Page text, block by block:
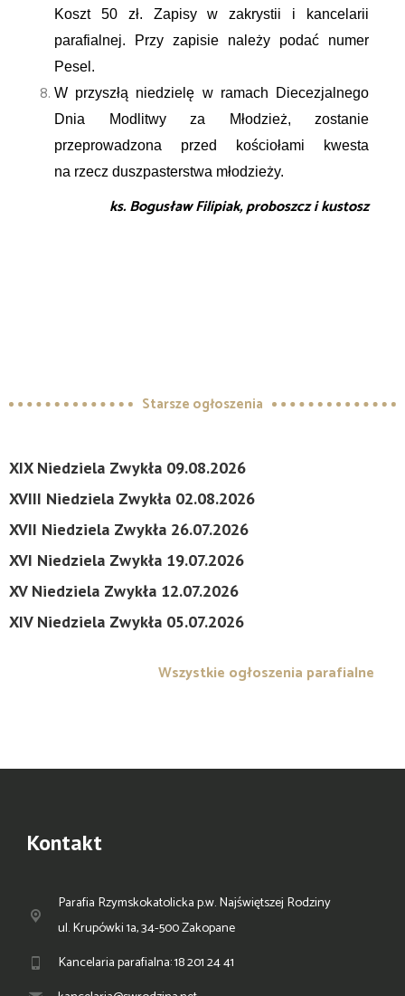
Koszt 50 zł. Zapisy w zakrystii i kancelarii
parafialnej. Przy zapisie należy podać numer
Pesel.
W przyszłą niedzielę w ramach Diecezjalnego
Dnia Modlitwy za Młodzież, zostanie
przeprowadzona przed kościołami kwesta
na rzecz duszpasterstwa młodzieży.
ks. Bogusław Filipiak, proboszcz i kustosz
Starsze ogłoszenia
XIX Niedziela Zwykła 09.08.2026
XVIII Niedziela Zwykła 02.08.2026
XVII Niedziela Zwykła 26.07.2026
XVI Niedziela Zwykła 19.07.2026
XV Niedziela Zwykła 12.07.2026
XIV Niedziela Zwykła 05.07.2026
Wszystkie ogłoszenia parafialne
Kontakt
Parafia Rzymskokatolicka p.w. Najświętszej Rodziny
ul. Krupówki 1a, 34-500 Zakopane
Kancelaria parafialna: 18 201 24 41